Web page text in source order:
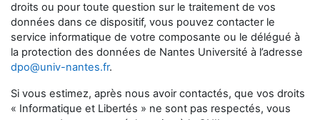
droits ou pour toute question sur le traitement de vos
données dans ce dispositif, vous pouvez contacter le
service informatique de votre composante ou le délégué à
la protection des données de Nantes Université à l’adresse
dpo@univ-nantes.fr.
Si vous estimez, après nous avoir contactés, que vos droits
« Informatique et Libertés » ne sont pas respectés, vous